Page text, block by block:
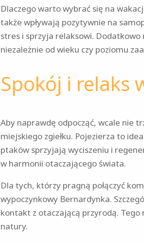
Dlaczego warto wybrać się na
także wpływają pozytywnie na
stres i sprzyja relaksowi.
niezależnie od wieku czy poziomu
Spokój i relaks
Aby naprawdę odpocząć, wcale nie
miejskiego zgiełku. Pojezierza to
ptaków sprzyjają wyciszeniu i
w harmonii otaczającego świata.
Dla tych, którzy pragną połączyć
wypoczynkowy Bernardynka.
kontakt z otaczającą przyrodą. Tego
natury.